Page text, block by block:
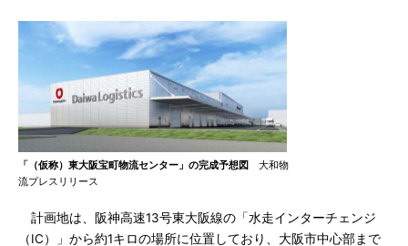
「（仮称）東大阪宝町物流センター」の完成予想図
大和物
流プレスリリース
計画地は、阪神高速13号東大阪線の「水走インターチェンジ
（IC）」から約1キロの場所に位置しており、大阪市中心部まで